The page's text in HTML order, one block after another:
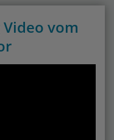
vom